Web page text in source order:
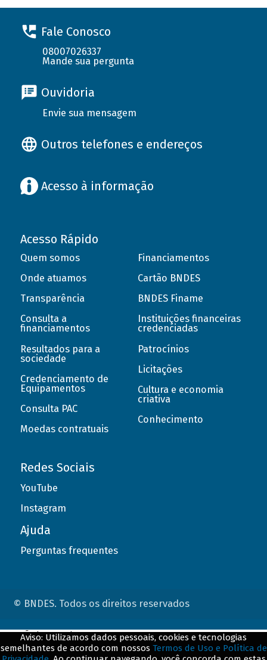
Fale Conosco
08007026337
Mande sua pergunta
Ouvidoria
Envie sua mensagem
Outros telefones e endereços
Acesso à informação
Acesso Rápido
Quem somos
Onde atuamos
Transparência
Consulta a
financiamentos
Resultados para a
sociedade
Credenciamento de
Equipamentos
Consulta PAC
Moedas contratuais
Financiamentos
Cartão BNDES
BNDES Finame
Instituições financeiras
credenciadas
Patrocínios
Licitações
Cultura e economia
criativa
Conhecimento
Redes Sociais
YouTube
Instagram
Ajuda
Perguntas frequentes
© BNDES. Todos os direitos reservados
Aviso: Utilizamos dados pessoais, cookies e tecnologias
semelhantes de acordo com nossos Termos de Uso e Política de
ConteÃºdo complementar
${title}${badge}